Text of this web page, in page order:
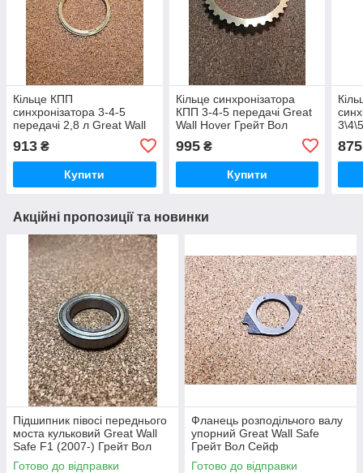
Кільце КПП
синхронізатора 3-4-5
передачі 2,8 л Great Wall
Вингл Вінгл
913 ₴
Купити
Кільце синхронізатора
КПП 3-4-5 передачі Great
Wall Hover Грейт Вол
995₴
Купити
Вол
875
Акційні пропозиції та новинки
Підшипник півосі переднього
моста кульковий Great Wall
Safe F1 (2007-) Грейт Вол
Сейф Ф1
Готово до відправки
Фланець розподільчого валу
упорний Great Wall Safe
Грейт Вол Сейф
Готово до відправки